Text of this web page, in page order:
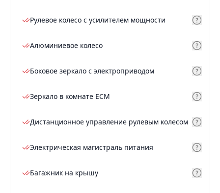
Рулевое колесо с усилителем мощности
Алюминиевое колесо
Боковое зеркало с электроприводом
Зеркало в комнате ECM
Дистанционное управление рулевым колесом
Электрическая магистраль питания
Багажник на крышу